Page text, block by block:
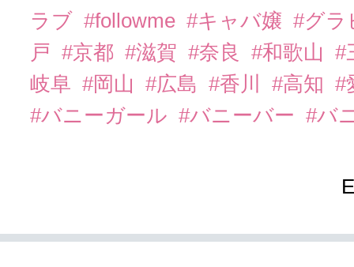
ラブ #followme #キャバ嬢 #グ
戸 #京都 #滋賀 #奈良 #和歌山
#
岐阜 #岡山 #広島 #香川 #高知 #
#バニーガール #バニーバー #バ